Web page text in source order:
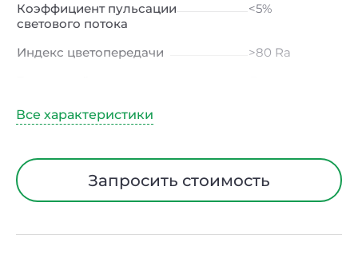
Коэффициент пульсации
светового потока
<5%
Индекс цветопередачи
>80 Ra
Угол рассеивания
Диапазон рабочих температур
от -20 до +40
℃
Запросить стоимость